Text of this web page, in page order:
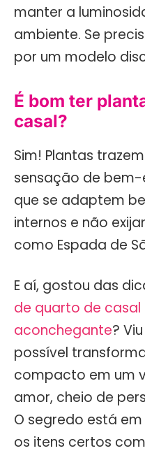
manter a
ambiente. Se
por um modelo
É bom ter
casal?
Sim! Plantas
sensação de bem-
que se adaptem
internos e não
como Espada de
E aí, gostou das
de quarto de casal
aconchegante?
possível
compacto em um
amor, cheio de
O segredo está
os itens certos